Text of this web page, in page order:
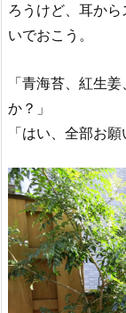
ろうけど、耳か
いでおこう。
「青海苔、紅生
か？」
「はい、全部お願